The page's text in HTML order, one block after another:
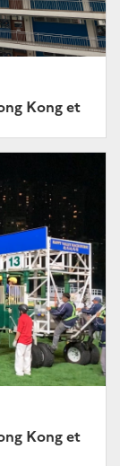
Kong et
Kong et